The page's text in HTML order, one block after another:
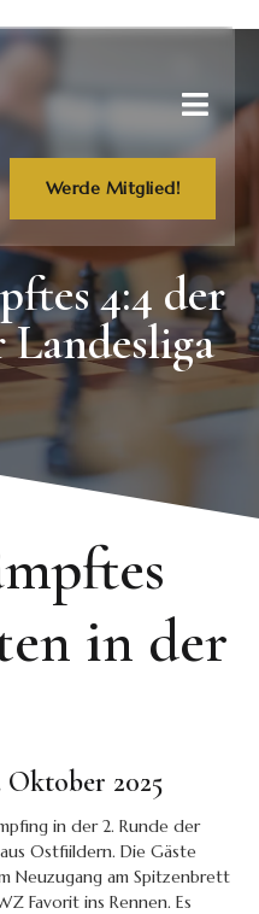
Werde Mitglied!
4:4 der
in der
2025
in der 2. Runde der
Ostfiildern. Die Gäste
Neuzugang am Spitzenbrett
Favorit ins Rennen. Es